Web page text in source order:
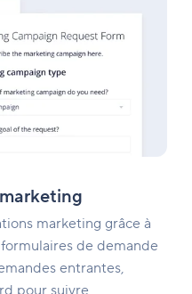
marketing grâce à
de demande
entrantes,
pour suivre